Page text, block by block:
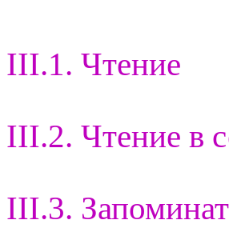
III.1. Чтение
III.2. Чтение в
III.3.